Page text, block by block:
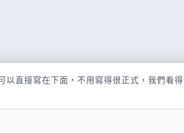
以直接寫在下面，不用寫得很正式，我們看